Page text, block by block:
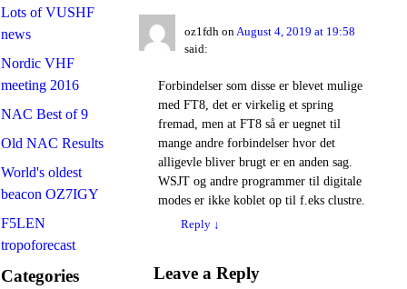
Lots of VUSHF
news
Nordic VHF
meeting 2016
NAC Best of 9
Old NAC Results
World's oldest
beacon OZ7IGY
F5LEN
tropoforecast
Categories
oz1fdh on August 4, 2019 at 19:58
said:
Forbindelser som disse er blevet mulige
med FT8, det er virkelig et spring
fremad, men at FT8 så er uegnet til
mange andre forbindelser hvor det
alligevle bliver brugt er en anden sag.
WSJT og andre programmer til digitale
modes er ikke koblet op til f.eks clustre.
Reply ↓
Leave a Reply